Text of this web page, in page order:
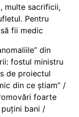
multe sacrificii,
Pentru
fii medic
din
fostul ministru
de proiectul
din ce știam” /
foarte
bani /